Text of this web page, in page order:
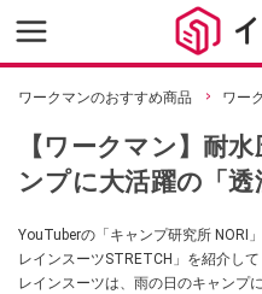
ワークマンのおすすめ商品 ワー
【ワークマン】耐
ンプに大活躍の「透
YouTuberの「キャンプ研究所 NORI
レインスーツSTRETCH」を紹介し
レインスーツは、雨の日のキャンプ